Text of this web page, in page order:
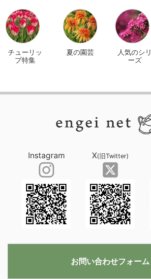
イン
チューリッ
プ特集
夏の園芸
人気のシリ
ーズ
Instagram X(旧Twitter)
お問い合わせフォーム